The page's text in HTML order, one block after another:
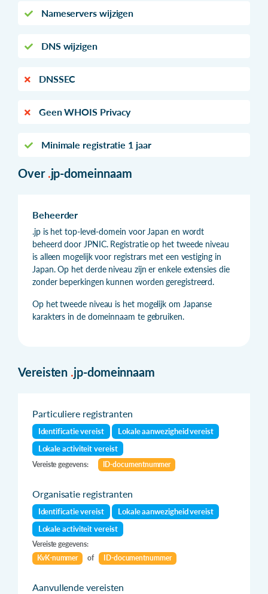
Nameservers wijzigen
DNS wijzigen
DNSSEC
Geen WHOIS Privacy
Minimale registratie 1 jaar
Over .jp-domeinnaam
Beheerder
.jp is het top-level-domein voor Japan en wordt
beheerd door JPNIC. Registratie op het tweede niveau
is alleen mogelijk voor registrars met een vestiging in
Japan. Op het derde niveau zijn er enkele extensies die
zonder beperkingen kunnen worden geregistreerd.
Op het tweede niveau is het mogelijk om Japanse
karakters in de domeinnaam te gebruiken.
Vereisten .jp-domeinnaam
Particuliere registranten
Identificatie vereist
Lokale aanwezigheid vereist
Lokale activiteit vereist
Vereiste gegevens: ID-documentnummer
Organisatie registranten
Identificatie vereist
Lokale aanwezigheid vereist
Lokale activiteit vereist
Vereiste gegevens:
KvK-nummer
of ID-documentnummer
Aanvullende vereisten